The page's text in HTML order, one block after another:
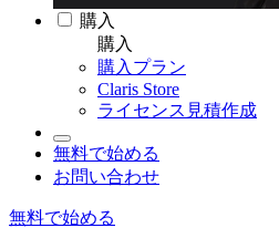
購入
購入
購入プラン
Claris Store
ライセンス見積作成
無料で始める
お問い合わせ
無料で始める